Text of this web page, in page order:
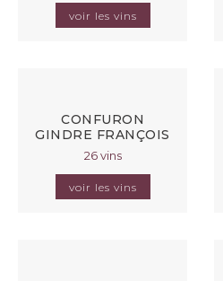
voir les vins
CONFURON
GINDRE FRANÇOIS
26 vins
voir les vins